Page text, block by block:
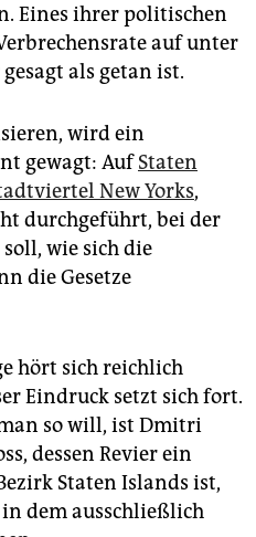
Eines ihrer politischen
auf unter
als getan ist.
wird ein
gewagt: AufStaten
New Yorks,
durchgeführt, bei der
wie sich die
die Gesetze
hört sich reichlich
Eindruck setzt sich fort.
so will, ist Dmitri
dessen Revier ein
Staten Islands ist,
in dem ausschließlich